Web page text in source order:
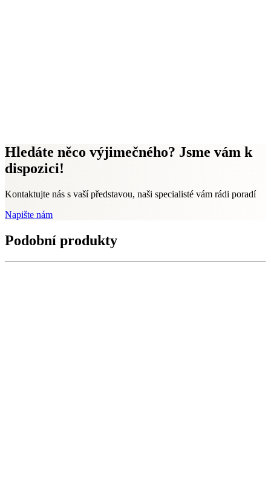
Hledáte něco výjimečného? Jsme vám k
dispozici!
Kontaktujte nás s vaší představou, naši specialisté vám rádi poradí
Napište nám
Podobní produkty